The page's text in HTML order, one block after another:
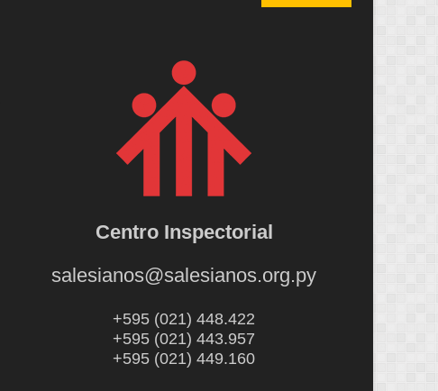
Centro Inspectorial
salesianos@salesianos.org.py
+595 (021) 448.422
+595 (021) 443.957
+595 (021) 449.160